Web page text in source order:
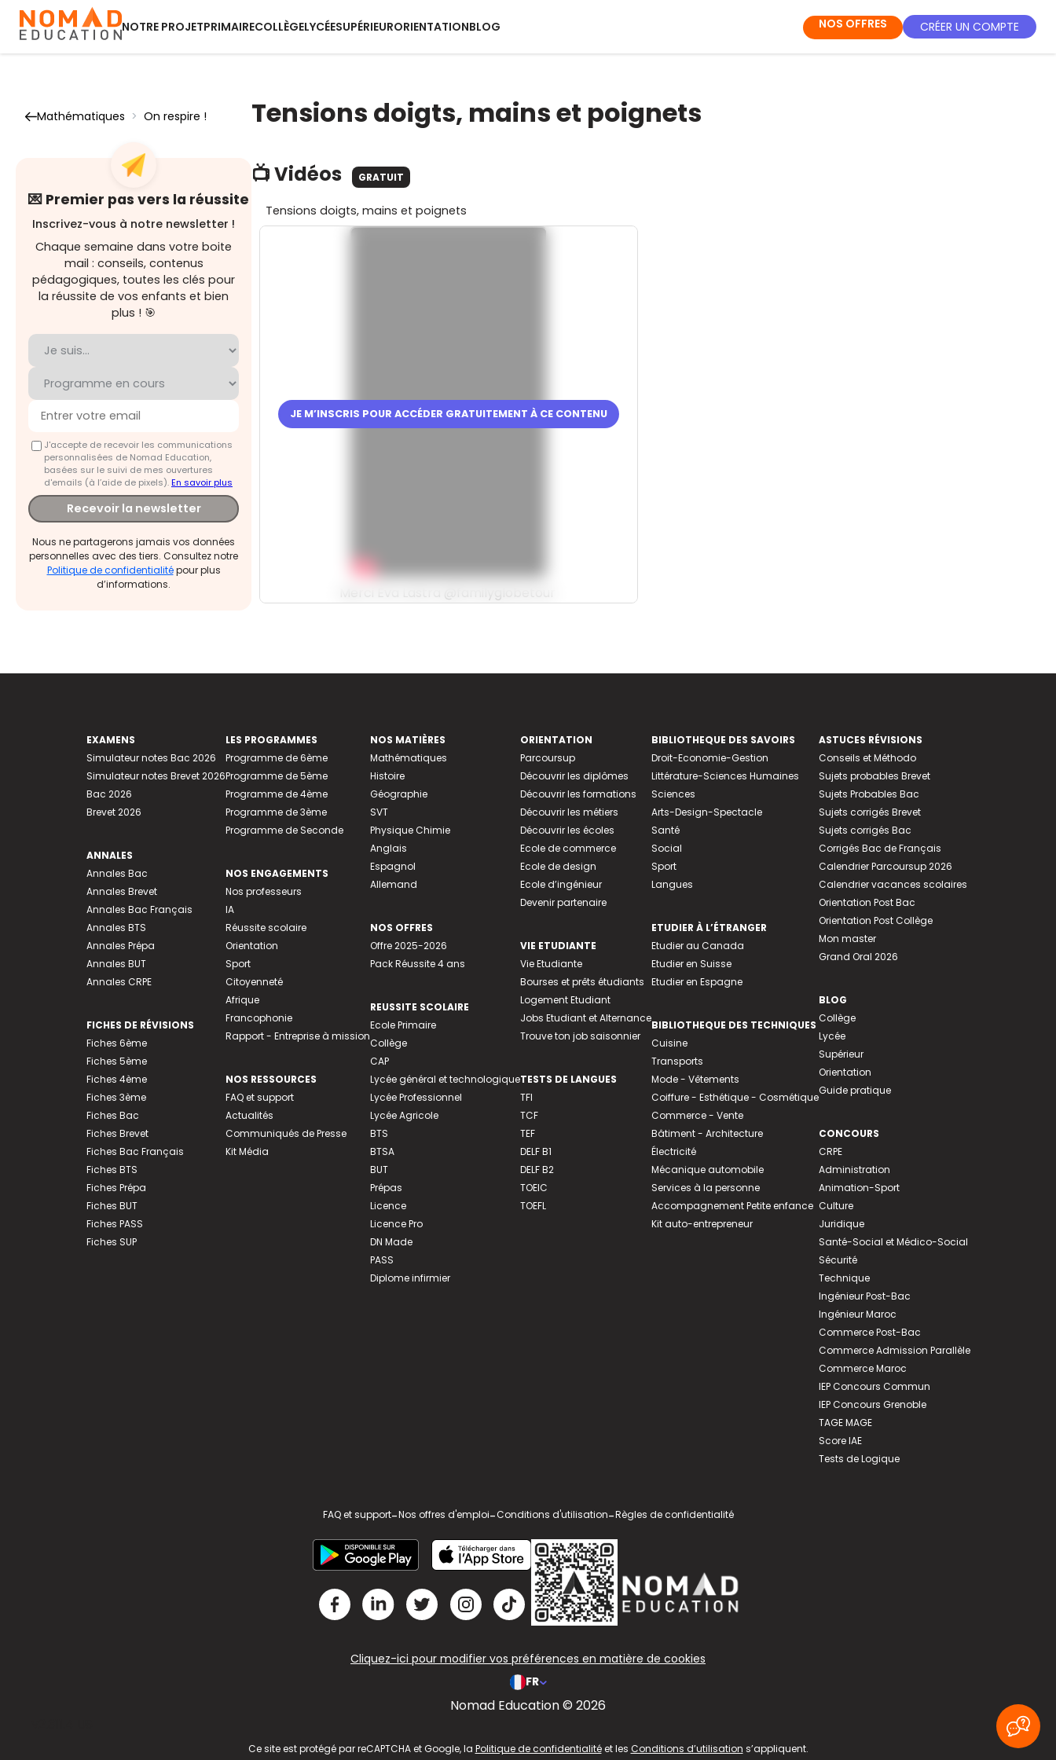
NOTRE PROJETPRIMAIRECOLLÈGELYCÉESUPÉRIEURORIENTATIONBLOG NOS OFFRES CRÉER UN COMPTE
Mathématiques > On respire !
💌 Premier pas vers la réussite
Inscrivez-vous à notre newsletter !
Chaque semaine dans votre boite
mail : conseils, contenus
pédagogiques, toutes les clés pour
la réussite de vos enfants et bien
plus ! 🎯
J'accepte de recevoir les communications
personnalisées de Nomad Education,
basées sur le suivi de mes ouvertures
d'emails (à l’aide de pixels).En savoir plus
Recevoir la newsletter
Nous ne partagerons jamais vos données
personnelles avec des tiers. Consultez notre
Politique de confidentialitépour plus
d’informations.
Tensions doigts, mains et poignets
📺 Vidéos GRATUIT
Tensions doigts, mains et poignets
JE M’INSCRIS POUR ACCÉDER GRATUITEMENT À CE CONTENU
EXAMENS
Simulateur notes Bac 2026
Simulateur notes Brevet 2026
Bac 2026
Brevet 2026
ANNALES
Annales Bac
Annales Brevet
Annales Bac Français
Annales BTS
Annales Prépa
Annales BUT
Annales CRPE
FICHES DE RÉVISIONS
Fiches 6ème
Fiches 5ème
Fiches 4ème
Fiches 3ème
Fiches Bac
Fiches Brevet
Fiches Bac Français
Fiches BTS
Fiches Prépa
Fiches BUT
Fiches PASS
Fiches SUP
LES PROGRAMMES
Programme de 6ème
Programme de 5ème
Programme de 4ème
Programme de 3ème
Programme de Seconde
NOS ENGAGEMENTS
Nos professeurs
IA
Réussite scolaire
Orientation
Sport
Citoyenneté
Afrique
Francophonie
Rapport - Entreprise à mission
NOS RESSOURCES
FAQ et support
Actualités
Communiqués de Presse
Kit Média
NOS MATIÈRES
Mathématiques
Histoire
Géographie
SVT
Physique Chimie
Anglais
Espagnol
Allemand
NOS OFFRES
Offre 2025-2026
Pack Réussite 4 ans
REUSSITE SCOLAIRE
Ecole Primaire
Collège
CAP
Lycée général et technologique
Lycée Professionnel
Lycée Agricole
BTS
BTSA
BUT
Prépas
Licence
Licence Pro
DN Made
PASS
Diplome infirmier
ORIENTATION
Parcoursup
Découvrir les diplômes
Découvrir les formations
Découvrir les métiers
Découvrir les écoles
Ecole de commerce
Ecole de design
Ecole d’ingénieur
Devenir partenaire
VIE ETUDIANTE
Vie Etudiante
Bourses et prêts étudiants
Logement Etudiant
Jobs Etudiant et Alternance
Trouve ton job saisonnier
TESTS DE LANGUES
TFI
TCF
TEF
DELF B1
DELF B2
TOEIC
TOEFL
BIBLIOTHEQUE DES SAVOIRS
Droit-Economie-Gestion
Littérature-Sciences Humaines
Sciences
Arts-Design-Spectacle
Santé
Social
Sport
Langues
ETUDIER À L’ÉTRANGER
Etudier au Canada
Etudier en Suisse
Etudier en Espagne
BIBLIOTHEQUE DES TECHNIQUES
Cuisine
Transports
Mode - Vêtements
Coiffure - Esthétique - Cosmétique
Commerce - Vente
Bâtiment - Architecture
Électricité
Mécanique automobile
Services à la personne
Accompagnement Petite enfance
Kit auto-entrepreneur
ASTUCES RÉVISIONS
Conseils et Méthodo
Sujets probables Brevet
Sujets Probables Bac
Sujets corrigés Brevet
Sujets corrigés Bac
Corrigés Bac de Français
Calendrier Parcoursup 2026
Calendrier vacances scolaires
Orientation Post Bac
Orientation Post Collège
Mon master
Grand Oral 2026
BLOG
Collège
Lycée
Supérieur
Orientation
Guide pratique
CONCOURS
CRPE
Administration
Animation-Sport
Culture
Juridique
Santé-Social et Médico-Social
Sécurité
Technique
Ingénieur Post-Bac
Ingénieur Maroc
Commerce Post-Bac
Commerce Admission Parallèle
Commerce Maroc
IEP Concours Commun
IEP Concours Grenoble
TAGE MAGE
Score IAE
Tests de Logique
FAQ et support-Nos offres d'emploi-Conditions d'utilisation-Règles de confidentialité
Cliquez-ici pour modifier vos préférences en matière de cookies
FR
Nomad Education © 2026
Ce site est protégé par reCAPTCHA et Google, la Politique de confidentialitéet les Conditions d’utilisation s’appliquent.